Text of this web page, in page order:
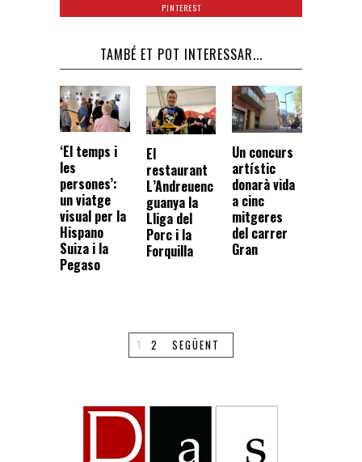
PINTEREST
TAMBÉ ET POT INTERESSAR...
‘El temps i
les
persones’:
un viatge
visual per la
Hispano
Suiza i la
Pegaso
El
restaurant
L’Andreuenc
guanya la
Lliga del
Porc i la
Forquilla
Un concurs
artístic
donarà vida
a cinc
mitgeres
del carrer
Gran
1 2 SEGÜENT